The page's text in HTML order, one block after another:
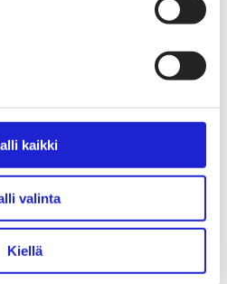
kaikki
valinta
Kiellä
Tekstiili & Muoti ry:stä ja sen
– tutustu jäseniimme